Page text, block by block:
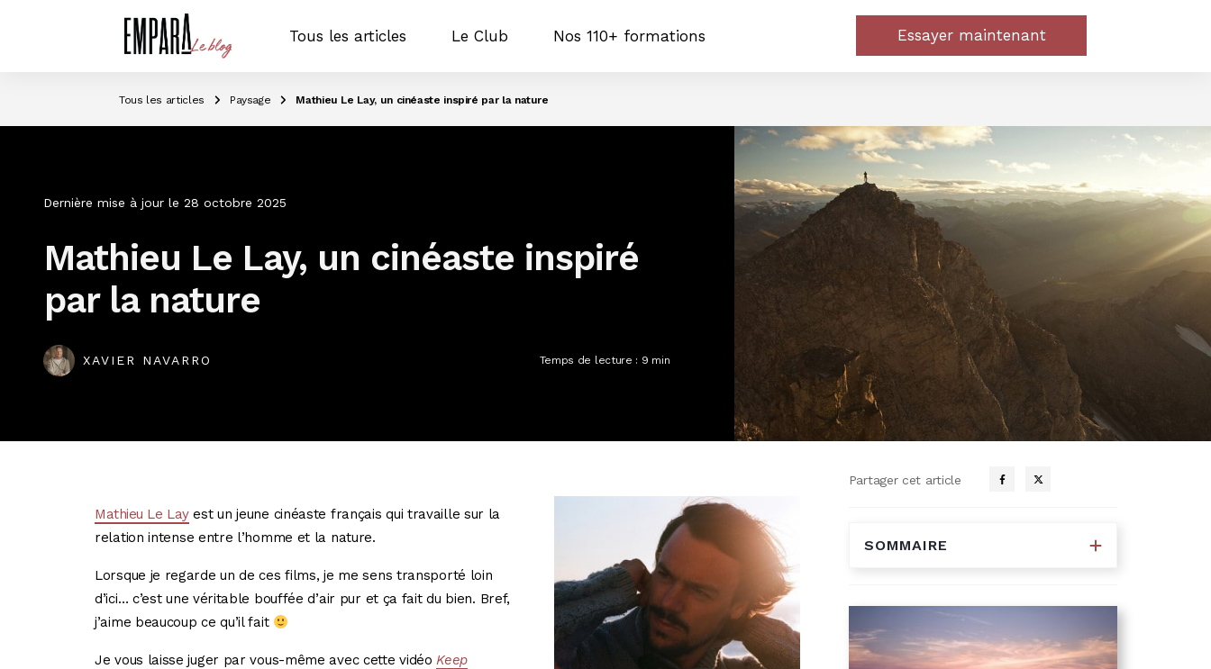
Tous les articles Le Club Nos 110+ formations Essayer maintenant
Tous les articles Paysage Mathieu Le Lay, un cinéaste inspiré par la nature
Dernière mise à jour le 28 octobre 2025
Mathieu Le Lay, un cinéaste inspiré
par la nature
XAVIER NAVARRO Temps de lecture : 9 min
Mathieu Le Layest un jeune cinéaste français qui travaille sur la
relation intense entre l’homme et la nature.
Lorsque je regarde un de ces films, je me sens transporté loin
d’ici… c’est une véritable bouffée d’air pur et ça fait du bien. Bref,
j’aime beaucoup ce qu’il fait
Je vous laisse juger par vous-même avec cette vidéoKeep
Partager cet article
SOMMAIRE